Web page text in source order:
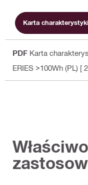
Karta
PDF Karta
ERIES >100Wh (PL) [